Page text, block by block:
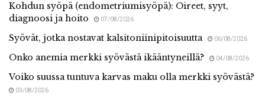
Kohdun syöpä (endometriumisyöpä): Oireet, syyt,
diagnoosi ja hoito
07/08/2026
Syövät, jotka nostavat kalsitoniinipitoisuutta 06/08/2026
Onko anemia merkki syövästä ikääntyneillä? 04/08/2026
Voiko suussa tuntuva karvas maku olla merkki syövästä?
03/08/2026